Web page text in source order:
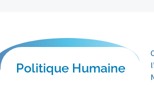
Politique Humaine